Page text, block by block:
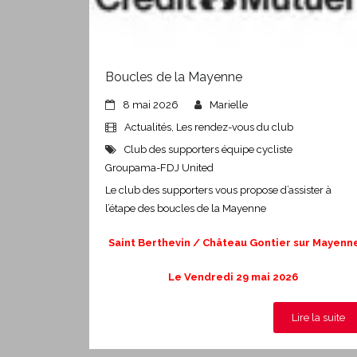
Boucles de la Mayenne
8 mai 2026
Marielle
Actualités, Les rendez-vous du club
Club des supporters équipe cycliste
Groupama-FDJ United
Le club des supporters vous propose d’assister à
l’étape des boucles de la Mayenne
Saint Berthevin / Château Gontier sur
Le Vendredi 29 mai 2026
Lire la suite